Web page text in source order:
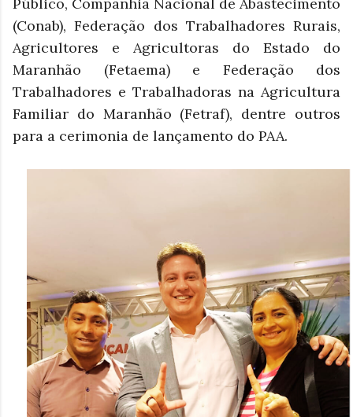
(Conab), Federação dos Trabalhadores Rurais,
Agricultores e Agricultoras do Estado do
Maranhão (Fetaema) e Federação dos
Trabalhadores e Trabalhadoras na Agricultura
Familiar do Maranhão (Fetraf), dentre outros
para a cerimonia de lançamento do PAA.